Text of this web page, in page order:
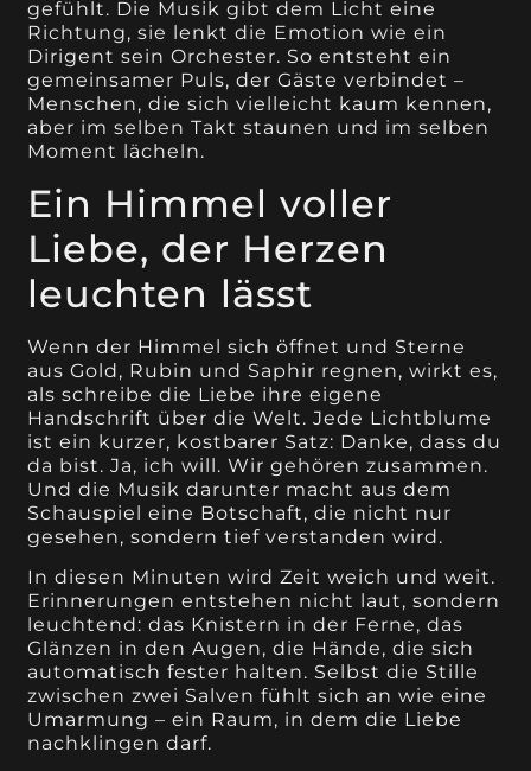
gefühlt. Die Musik gibt dem Licht eine
Richtung, sie lenkt die Emotion wie ein
Dirigent sein Orchester. So entsteht ein
gemeinsamer Puls, der Gäste verbindet –
Menschen, die sich vielleicht kaum kennen,
aber im selben Takt staunen und im selben
Moment lächeln.
Ein Himmel voller
Liebe, der Herzen
leuchten lässt
Wenn der Himmel sich öffnet und Sterne
aus Gold, Rubin und Saphir regnen, wirkt es,
als schreibe die Liebe ihre eigene
Handschrift über die Welt. Jede Lichtblume
ist ein kurzer, kostbarer Satz: Danke, dass du
da bist. Ja, ich will. Wir gehören zusammen.
Und die Musik darunter macht aus dem
Schauspiel eine Botschaft, die nicht nur
gesehen, sondern tief verstanden wird.
In diesen Minuten wird Zeit weich und weit.
Erinnerungen entstehen nicht laut, sondern
leuchtend: das Knistern in der Ferne, das
Glänzen in den Augen, die Hände, die sich
automatisch fester halten. Selbst die Stille
zwischen zwei Salven fühlt sich an wie eine
Umarmung – ein Raum, in dem die Liebe
nachklingen darf.